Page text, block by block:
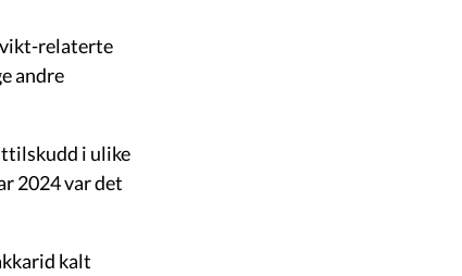
relaterte
andre
i ulike
2024 var det
kalt